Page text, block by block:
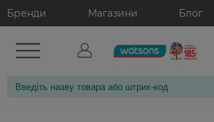
Бренди Магазини Блог